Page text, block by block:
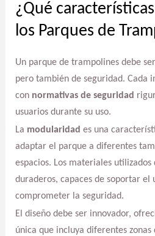
¿Qué
los Parques de
Un parque de trampolines debe
pero también de seguridad. Cada
con normativas de seguridad
usuarios durante su uso.
La modularidad es una
adaptar el parque a diferentes
espacios. Los materiales utilizados
duraderos, capaces de soportar el
comprometer la seguridad.
El diseño debe ser innovador,
única que incluya diferentes zonas